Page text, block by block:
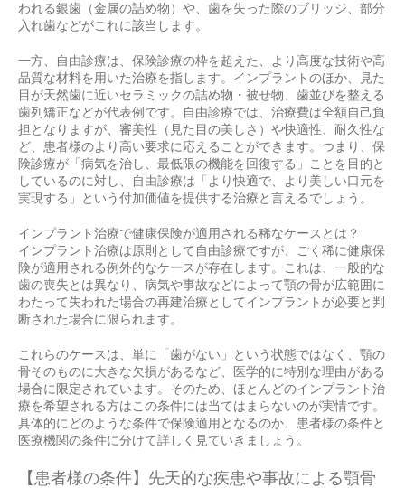
われる銀歯（金属の詰め物）や、歯を失った際のブリッジ、部分
入れ歯などがこれに該当します。
一方、自由診療は、保険診療の枠を超えた、より高度な技術や高
品質な材料を用いた治療を指します。インプラントのほか、見た
目が天然歯に近いセラミックの詰め物・被せ物、歯並びを整える
歯列矯正などが代表例です。自由診療では、治療費は全額自己負
担となりますが、審美性（見た目の美しさ）や快適性、耐久性な
ど、患者様のより高い要求に応えることができます。つまり、保
険診療が「病気を治し、最低限の機能を回復する」ことを目的と
しているのに対し、自由診療は「より快適で、より美しい口元を
実現する」という付加価値を提供する治療と言えるでしょう。
インプラント治療で健康保険が適用される稀なケースとは？
インプラント治療は原則として自由診療ですが、ごく稀に健康保
険が適用される例外的なケースが存在します。これは、一般的な
歯の喪失とは異なり、病気や事故などによって顎の骨が広範囲に
わたって失われた場合の再建治療としてインプラントが必要と判
断された場合に限られます。
これらのケースは、単に「歯がない」という状態ではなく、顎の
骨そのものに大きな欠損があるなど、医学的に特別な理由がある
場合に限定されています。そのため、ほとんどのインプラント治
療を希望される方はこの条件には当てはまらないのが実情です。
具体的にどのような条件で保険適用となるのか、患者様の条件と
医療機関の条件に分けて詳しく見ていきましょう。
【患者様の条件】先天的な疾患や事故による顎骨